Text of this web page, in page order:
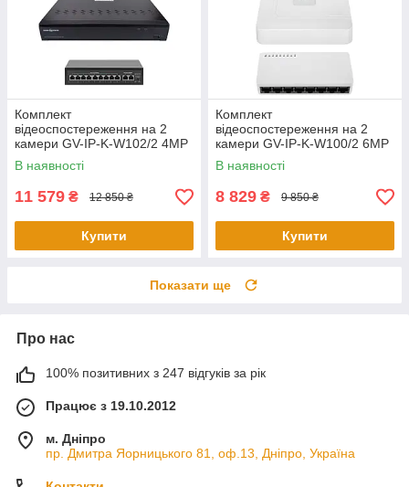
Комплект
відеоспостереження на 2
камери GV-IP-K-W102/2 4MP
(Ultra AI)
В наявності
11 579 ₴ 12 850 ₴
Купити
Комплект
відеоспостереження на 2
камери GV-IP-K-W100/2 6MP
В наявності
8 829 ₴ 9 850 ₴
Купити
Показати ще
Про нас
100% позитивних з 247 відгуків за рік
Працює з 19.10.2012
м. Дніпро
пр. Дмитра Яорницького 81, оф.13, Дніпро, Україна